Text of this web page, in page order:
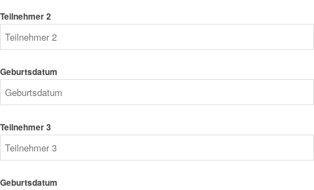
Teilnehmer 2
Geburtsdatum
Teilnehmer 3
Geburtsdatum